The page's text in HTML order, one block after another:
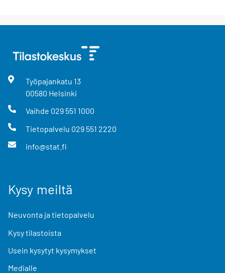
Työpajankatu 13
00580 Helsinki
Vaihde 029 551 1000
Tietopalvelu 029 551 2220
info@stat.fi
Kysy meiltä
Neuvonta ja tietopalvelu
Kysy tilastoista
Usein kysytyt kysymykset
Medialle